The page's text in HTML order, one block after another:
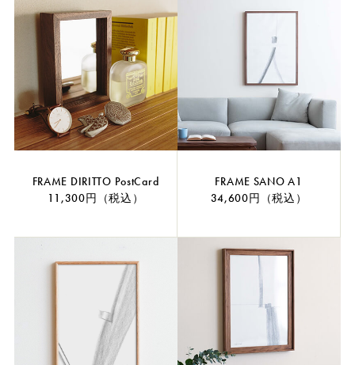
FRAME DIRITTO PostCard
11,300円（税込）
FRAME SANO A1
34,600円（税込）